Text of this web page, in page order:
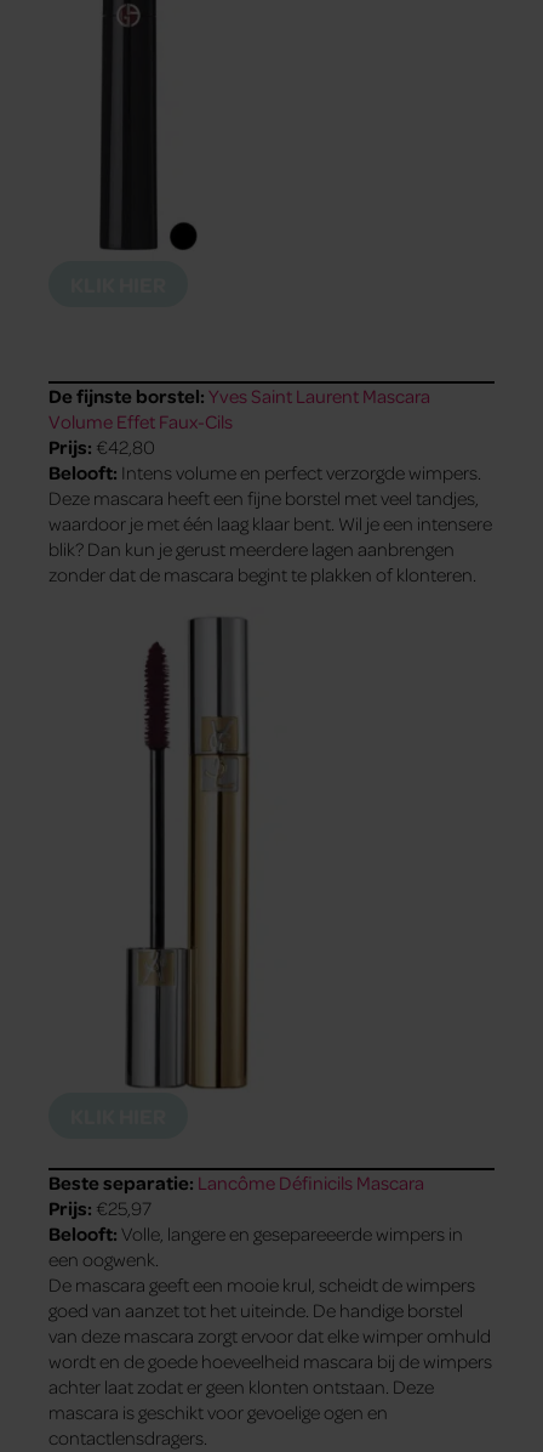
De fijnste borstel: Yves Saint Laurent Mascara
Volume Effet Faux-Cils
Prijs: €42,80
Belooft: Intens volume en perfect verzorgde wimpers.
Deze mascara heeft een fijne borstel met veel tandjes,
waardoor je met één laag klaar bent. Wil je een intensere
blik? Dan kun je gerust meerdere lagen aanbrengen
zonder dat de mascara begint te plakken of klonteren.
Beste separatie: Lancôme Définicils Mascara
Prijs: €25,97
Belooft: Volle, langere en gesepareeerde wimpers in
een oogwenk.
De mascara geeft een mooie krul, scheidt de wimpers
goed van aanzet tot het uiteinde. De handige borstel
van deze mascara zorgt ervoor dat elke wimper omhuld
wordt en de goede hoeveelheid mascara bij de wimpers
achter laat zodat er geen klonten ontstaan. Deze
mascara is geschikt voor gevoelige ogen en
contactlensdragers.